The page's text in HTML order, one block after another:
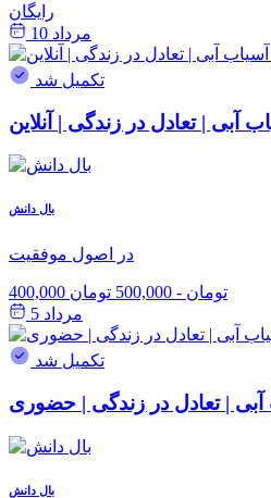
رایگان
مرداد 10
تکمیل شد
بال دانش
در اصول موفقیت
400,000 تومان - 500,000 تومان
مرداد 5
تکمیل شد
بال دانش